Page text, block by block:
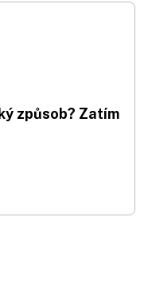
způsob? Zatím